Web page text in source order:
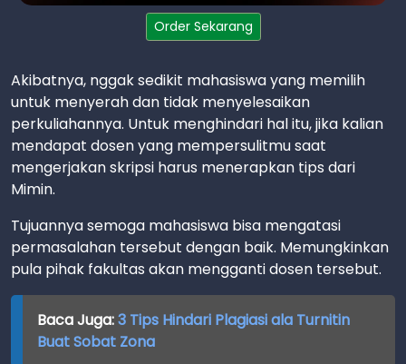
Order Sekarang
Akibatnya, nggak sedikit mahasiswa yang memilih
untuk menyerah dan tidak menyelesaikan
perkuliahannya. Untuk menghindari hal itu, jika kalian
mendapat dosen yang mempersulitmu saat
mengerjakan skripsi harus menerapkan tips dari
Mimin.
Tujuannya semoga mahasiswa bisa mengatasi
permasalahan tersebut dengan baik. Memungkinkan
pula pihak fakultas akan mengganti dosen tersebut.
Baca Juga:3 Tips Hindari Plagiasi ala Turnitin
Buat Sobat Zona